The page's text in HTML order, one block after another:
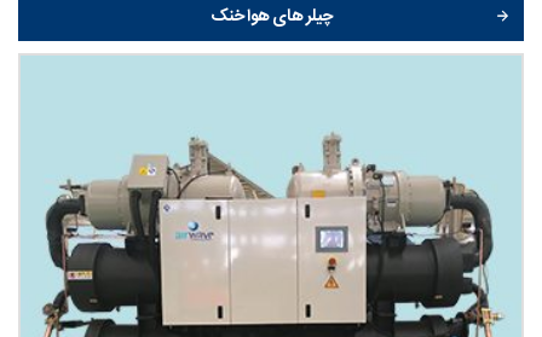
چیلر های هوا خنک